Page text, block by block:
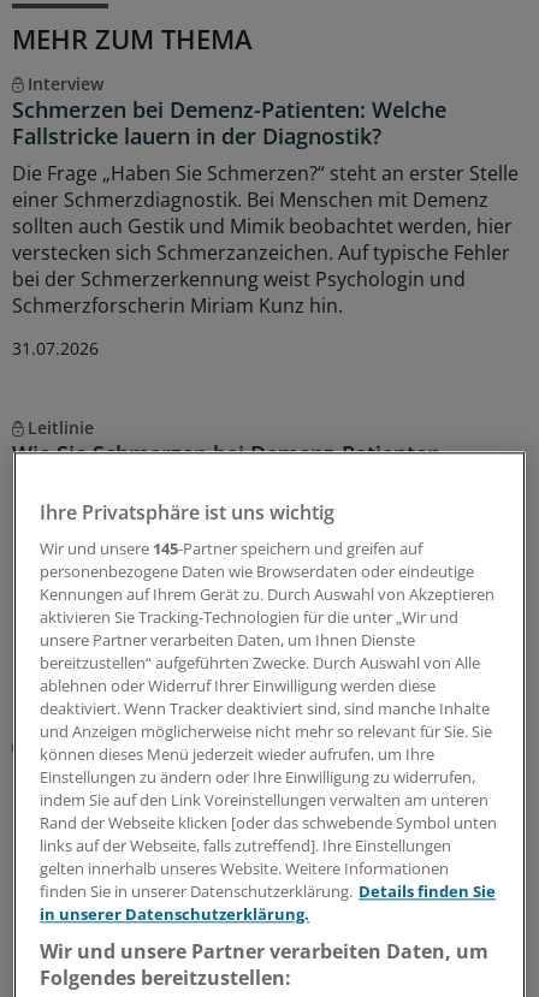
MEHR ZUM THEMA
Interview
Schmerzen bei Demenz-Patienten: Welche
Fallstricke lauern in der Diagnostik?
Die Frage „Haben Sie Schmerzen?“ steht an erster Stelle
einer Schmerzdiagnostik. Bei Menschen mit Demenz
sollten auch Gestik und Mimik beobachtet werden, hier
verstecken sich Schmerzanzeichen. Auf typische Fehler
bei der Schmerzerkennung weist Psychologin und
Schmerzforscherin Miriam Kunz hin.
31.07.2026
Leitlinie
Wie Sie Schmerzen bei Demenz-Patienten
Menschen mit Demenz können ihren Schmerz nicht
immer klar mitteilen. Daher ist es wichtig, die richtigen
Fragen zu stellen, aber auch Signale in Mimik und Gestik
zu erkennen. Dabei helfen Instrumente und Skalen – und
nun auch die S3-Leitlinie GeriPAIN.
20.07.2026
Neue Therapien
Gleich mehrere Durchbrüche bei seltenen
Erkrankungen
Menschen mit Stiff-Person-Syndrom, mit Duchenne-
Muskeldystrophie oder mit Multisystematrophie können
hoffen: In Phase-II- und Phase-III-Studien zeigten sich
Erfolge bei der Therapie. Allerdings gab es auch
Rückschläge in der Forschung.
18.07.2026
Ihre Privatsphäre ist uns wichtig
Wir und unsere 145-Partner speichern und greifen auf
personenbezogene Daten wie Browserdaten oder eindeutige
Kennungen auf Ihrem Gerät zu. Durch Auswahl von Akzeptieren
aktivieren Sie Tracking-Technologien für die unter „Wir und
unsere Partner verarbeiten Daten, um Ihnen Dienste
bereitzustellen“ aufgeführten Zwecke. Durch Auswahl von Alle
ablehnen oder Widerruf Ihrer Einwilligung werden diese
deaktiviert. Wenn Tracker deaktiviert sind, sind manche Inhalte
und Anzeigen möglicherweise nicht mehr so relevant für Sie. Sie
können dieses Menü jederzeit wieder aufrufen, um Ihre
Einstellungen zu ändern oder Ihre Einwilligung zu widerrufen,
indem Sie auf den Link Voreinstellungen verwalten am unteren
Rand der Webseite klicken [oder das schwebende Symbol unten
links auf der Webseite, falls zutreffend]. Ihre Einstellungen
gelten innerhalb unseres Website. Weitere Informationen
finden Sie in unserer Datenschutzerklärung. Details finden Sie
in unserer Datenschutzerklärung.
Wir und unsere Partner verarbeiten Daten, um
Folgendes bereitzustellen: